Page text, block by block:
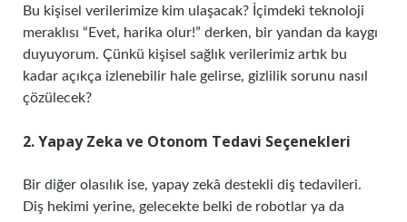
Bu kişisel verilerimize kim ulaşacak? İçimdeki teknoloji
meraklısı “Evet, harika olur!” derken, bir yandan da kaygı
duyuyorum. Çünkü kişisel sağlık verilerimiz artık bu
kadar açıkça izlenebilir hale gelirse, gizlilik sorunu nasıl
çözülecek?
2. Yapay Zeka ve Otonom Tedavi Seçenekleri
Bir diğer olasılık ise, yapay zekâ destekli diş tedavileri.
Diş hekimi yerine, gelecekte belki de robotlar ya da